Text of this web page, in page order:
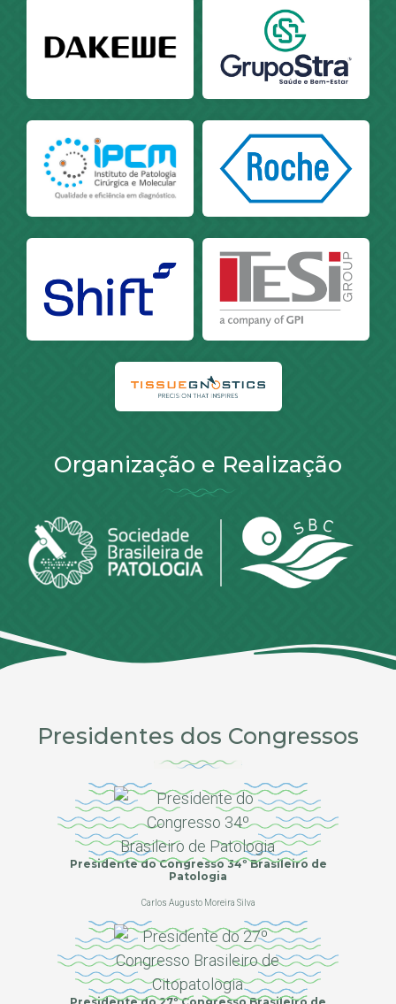
Organização e Realização
Presidentes dos Congressos
Presidente do Congresso 34º Brasileiro de
Patologia
Carlos Augusto Moreira Silva